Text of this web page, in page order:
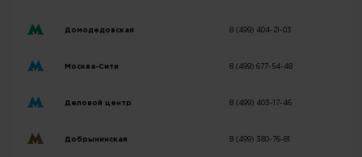
Домодедовская 8 (499) 404-21-03
Москва-Сити 8 (499) 677-54-48
Деловой центр 8 (499) 403-17-46
Добрынинская 8 (499) 380-76-81